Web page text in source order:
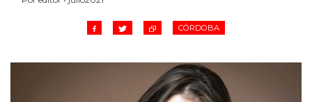
CÓRDOBA